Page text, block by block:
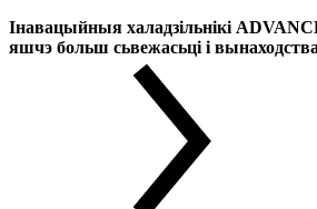
Інавацыйныя халадзільнікі
яшчэ больш сьвежасьці і вынаходства